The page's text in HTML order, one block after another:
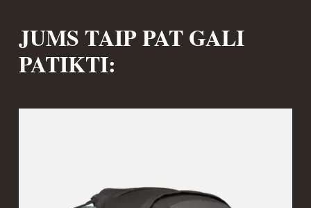
JUMS TAIP PAT GALI
PATIKTI: